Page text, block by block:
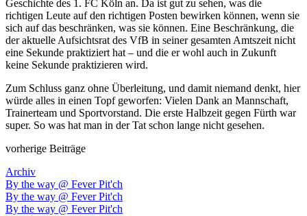
Geschichte des 1. FC Köln an. Da ist gut zu sehen, was die
richtigen Leute auf den richtigen Posten bewirken können, wenn sie
sich auf das beschränken, was sie können. Eine Beschränkung, die
der aktuelle Aufsichtsrat des VfB in seiner gesamten Amtszeit nicht
eine Sekunde praktiziert hat – und die er wohl auch in Zukunft
keine Sekunde praktizieren wird.
Zum Schluss ganz ohne Überleitung, und damit niemand denkt, hier
würde alles in einen Topf geworfen: Vielen Dank an Mannschaft,
Trainerteam und Sportvorstand. Die erste Halbzeit gegen Fürth war
super. So was hat man in der Tat schon lange nicht gesehen.
vorherige Beiträge
Archiv
By the way @ Fever Pit'ch
By the way @ Fever Pit'ch
By the way @ Fever Pit'ch